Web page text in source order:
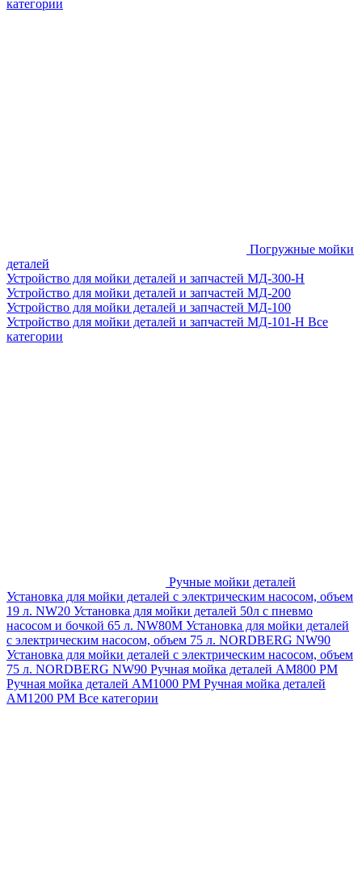
категории
Погружные мойки
деталей
Устройство для мойки деталей и запчастей МД-300-H
Устройство для мойки деталей и запчастей МД-200
Устройство для мойки деталей и запчастей МД-100
Устройство для мойки деталей и запчастей МД-101-Н Все
категории
Ручные мойки деталей
Установка для мойки деталей с электрическим насосом, объем
19 л. NW20 Установка для мойки деталей 50л с пневмо
насосом и бочкой 65 л. NW80M Установка для мойки деталей
с электрическим насосом, объем 75 л. NORDBERG NW90
Установка для мойки деталей с электрическим насосом, объем
75 л. NORDBERG NW90 Ручная мойка деталей АМ800 РМ
Ручная мойка деталей АМ1000 РМ Ручная мойка деталей
АМ1200 РМ Все категории